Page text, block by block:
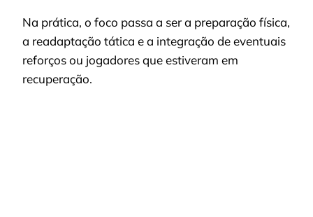
Na prática, o foco passa a ser a preparação física,
a readaptação tática e a integração de eventuais
reforços ou jogadores que estiveram em
recuperação.